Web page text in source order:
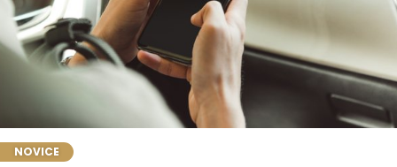
NOVICE